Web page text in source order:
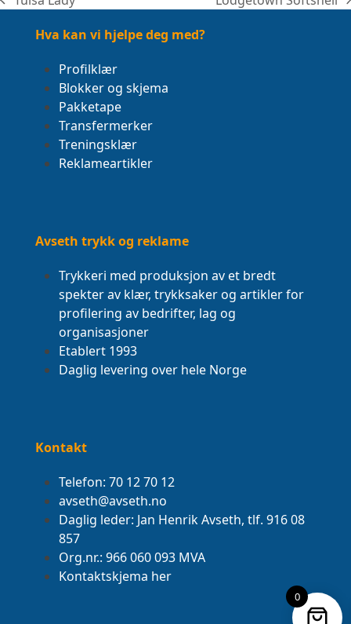
previous
next
Hva kan vi hjelpe deg med?
Profilklær
Blokker og skjema
Pakketape
Transfermerker
Treningsklær
Reklameartikler
Avseth trykk og reklame
Trykkeri med produksjon av et bredt
spekter av klær, trykksaker og artikler for
profilering av bedrifter, lag og
organisasjoner
Etablert 1993
Daglig levering over hele Norge
Kontakt
Telefon: 70 12 70 12
avseth@avseth.no
Daglig leder: Jan Henrik Avseth, tlf. 916 08
857
Org.nr.: 966 060 093 MVA
Kontaktskjema her
0